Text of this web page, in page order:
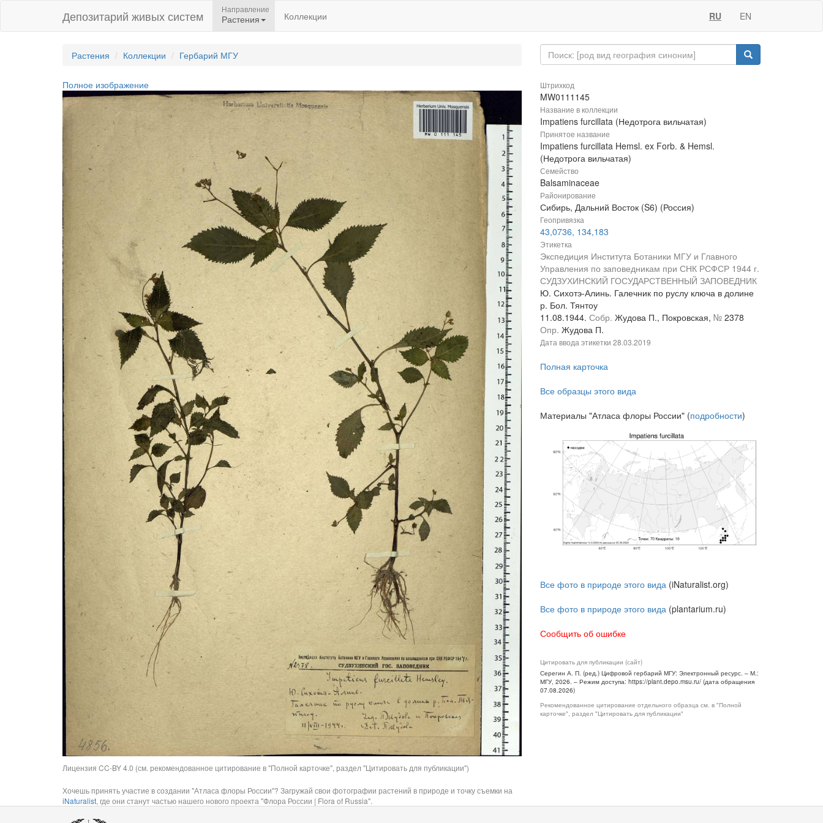
Депозитарий живых систем Направление
Растения Коллекции RU EN
Растения Коллекции Гербарий МГУ
Полное изображение
Лицензия CC-BY 4.0 (см. рекомендованное цитирование в "Полной карточке", раздел "Цитировать для публикации")
Хочешь принять участие в создании "Атласа флоры России"? Загружай свои фотографии растений в природе и точку съемки на
iNaturalist, где они станут частью нашего нового проекта "Флора России | Flora of Russia".
Штрихкод
MW0111145
Название в коллекции
Impatiens furcillata (Недотрога вильчатая)
Принятое название
Impatiens furcillata Hemsl. ex Forb. & Hemsl.
(Недотрога вильчатая)
Семейство
Balsaminaceae
Районирование
Сибирь, Дальний Восток (S6) (Россия)
Геопривязка
43,0736, 134,183
Этикетка
Экспедиция Института Ботаники МГУ и Главного
Управления по заповедникам при СНК РСФСР 1944 г.
СУДЗУХИНСКИЙ ГОСУДАРСТВЕННЫЙ ЗАПОВЕДНИК
Ю. Сихотэ-Алинь. Галечник по руслу ключа в долине
р. Бол. Тянтоу
11.08.1944. Собр. Жудова П., Покровская, № 2378
Опр. Жудова П.
Дата ввода этикетки 28.03.2019
Полная карточка
Все образцы этого вида
Материалы "Атласа флоры России" (подробности)
Все фото в природе этого вида (iNaturalist.org)
Все фото в природе этого вида (plantarium.ru)
Сообщить об ошибке
Цитировать для публикации (сайт)
Серегин А. П. (ред.) Цифровой гербарий МГУ: Электронный ресурс. – М.:
МГУ, 2026. – Режим доступа: https://plant.depo.msu.ru/ (дата обращения
07.08.2026)
Рекомендованное цитирование отдельного образца см. в "Полной
карточке", раздел "Цитировать для публикации"